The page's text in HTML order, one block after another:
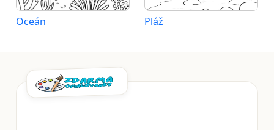
Oceán Pláž